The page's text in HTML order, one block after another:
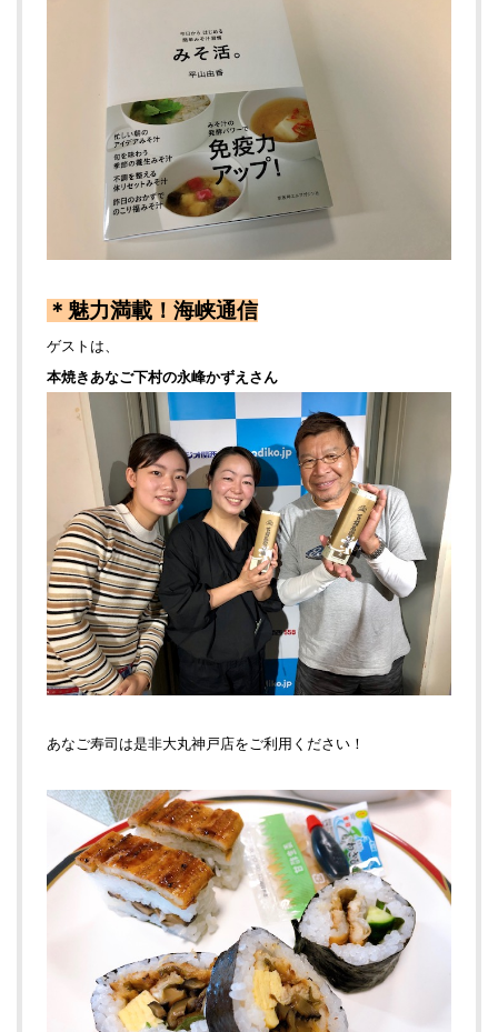
＊魅力満載！海峡通信
ゲストは、
本焼きあなご下村の永峰かずえさん
あなご寿司は是非大丸神戸店をご利用ください！